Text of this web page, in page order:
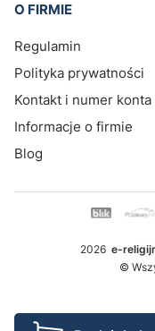
O FIRMIE
Regulamin
Polityka prywatności
Kontakt i numer konta
Informacje o firmie
Blog
2026 e-
©